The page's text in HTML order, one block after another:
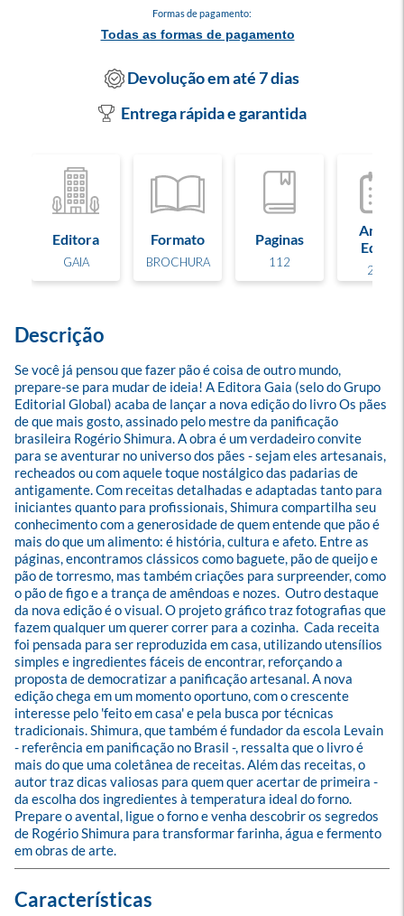
Formas de pagamento:
Todas as formas de pagamento
Devolução em até 7 dias
Entrega rápida e garantida
Editora
GAIA
Formato
BROCHURA
Paginas
112
Ano de
Edição
2025
Descrição
Se você já pensou que fazer pão é coisa de outro mundo,
prepare-se para mudar de ideia! A Editora Gaia (selo do Grupo
Editorial Global) acaba de lançar a nova edição do livro Os pães
de que mais gosto, assinado pelo mestre da panificação
brasileira Rogério Shimura. A obra é um verdadeiro convite
para se aventurar no universo dos pães - sejam eles artesanais,
recheados ou com aquele toque nostálgico das padarias de
antigamente. Com receitas detalhadas e adaptadas tanto para
iniciantes quanto para profissionais, Shimura compartilha seu
conhecimento com a generosidade de quem entende que pão é
mais do que um alimento: é história, cultura e afeto. Entre as
páginas, encontramos clássicos como baguete, pão de queijo e
pão de torresmo, mas também criações para surpreender, como
o pão de figo e a trança de amêndoas e nozes.  Outro destaque
da nova edição é o visual. O projeto gráfico traz fotografias que
fazem qualquer um querer correr para a cozinha.  Cada receita
foi pensada para ser reproduzida em casa, utilizando utensílios
simples e ingredientes fáceis de encontrar, reforçando a
proposta de democratizar a panificação artesanal. A nova
edição chega em um momento oportuno, com o crescente
interesse pelo 'feito em casa' e pela busca por técnicas
tradicionais. Shimura, que também é fundador da escola Levain
- referência em panificação no Brasil -, ressalta que o livro é
mais do que uma coletânea de receitas. Além das receitas, o
autor traz dicas valiosas para quem quer acertar de primeira -
da escolha dos ingredientes à temperatura ideal do forno.
Prepare o avental, ligue o forno e venha descobrir os segredos
de Rogério Shimura para transformar farinha, água e fermento
em obras de arte.